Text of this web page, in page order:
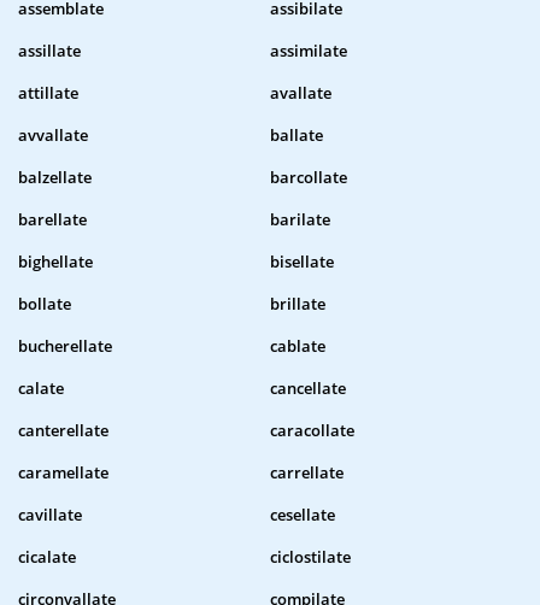
assemblate
assibilate
assillate
assimilate
attillate
avallate
avvallate
ballate
balzellate
barcollate
barellate
barilate
bighellate
bisellate
bollate
brillate
bucherellate
cablate
calate
cancellate
canterellate
caracollate
caramellate
carrellate
cavillate
cesellate
cicalate
ciclostilate
circonvallate
compilate